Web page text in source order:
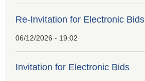
Re-Invitation for Electronic Bids
06/12/2026 - 19:02
Invitation for Electronic Bids